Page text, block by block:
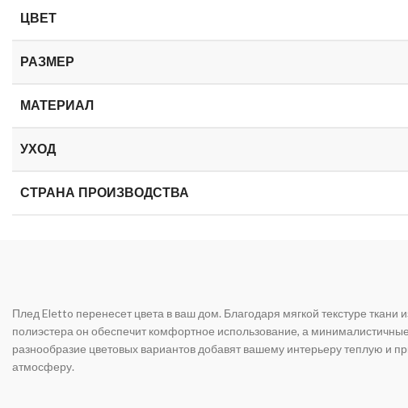
ЦВЕТ
РАЗМЕР
МАТЕРИАЛ
УХОД
СТРАНА ПРОИЗВОДСТВА
Плед Eletto перенесет цвета в ваш дом. Благодаря мягкой текстуре ткани
полиэстера он обеспечит комфортное использование, а
разнообразие цветовых вариантов добавят вашему интерьеру теплую и
атмосферу.